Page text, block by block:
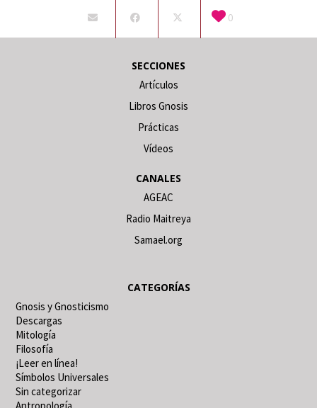
0
SECCIONES
Artículos
Libros Gnosis
Prácticas
Vídeos
CANALES
AGEAC
Radio Maitreya
Samael.org
CATEGORÍAS
Gnosis y Gnosticismo
Descargas
Mitología
Filosofía
¡Leer en línea!
Símbolos Universales
Sin categorizar